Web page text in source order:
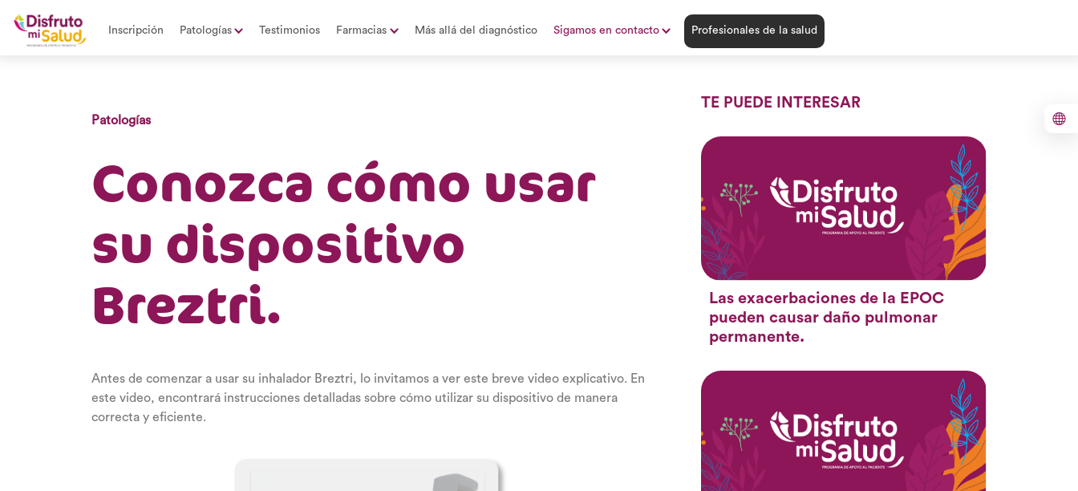
Inscripción Patologías Testimonios Farmacias Más allá del diagnóstico Sigamos en contacto Profesionales de la salud
Patologías
Conozca cómo usar
su dispositivo
Breztri.
Antes de comenzar a usar su inhalador Breztri, lo invitamos a ver este breve video explicativo. En
este video, encontrará instrucciones detalladas sobre cómo utilizar su dispositivo de manera
correcta y eficiente.
TE PUEDE INTERESAR
Las exacerbaciones de la EPOC
pueden causar daño pulmonar
permanente.